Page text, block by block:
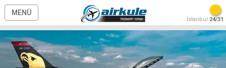
MENÜ
İstanbul 24/31